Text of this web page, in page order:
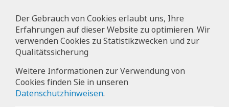
+49 2841 911-0,www.moers-frischeprodukte.de
Impressum
Datenschutz
Der Gebrauch von Cookies erlaubt uns, Ihre
Erfahrungen auf dieser Website zu optimieren. Wir
verwenden Cookies zu Statistikzwecken und zur
Qualitätssicherung
Weitere Informationen zur Verwendung von
Cookies finden Sie in unseren
Datenschutzhinweisen.